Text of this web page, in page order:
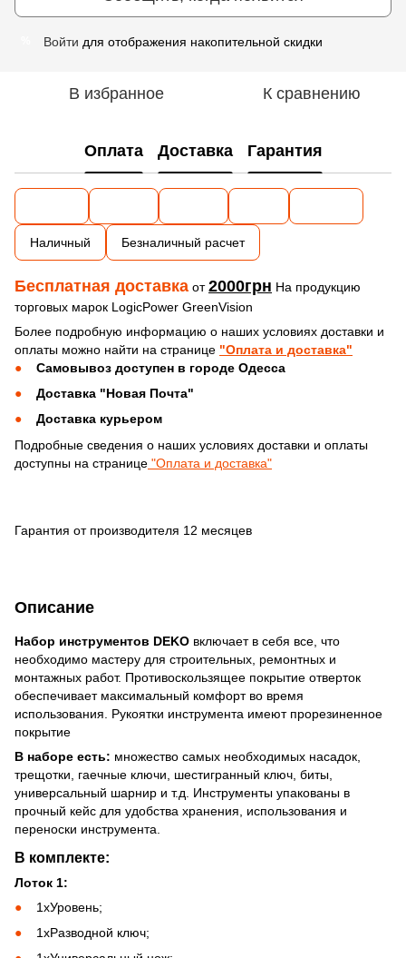
Войти для отображения накопительной скидки
В избранное К сравнению
Описание
Набор инструментов DEKO включает в себя все, что
необходимо мастеру для строительных, ремонтных и
монтажных работ. Противоскользящее покрытие отверток
обеспечивает максимальный комфорт во время
использования. Рукоятки инструмента имеют прорезиненное
покрытие
В наборе есть: множество самых необходимых насадок,
трещотки, гаечные ключи, шестигранный ключ, биты,
универсальный шарнир и т.д. Инструменты упакованы в
прочный кейс для удобства хранения, использования и
переноски инструмента.
В комплекте:
Лоток 1:
1хУровень;
1хРазводной ключ;
Оплата Доставка Гарантия
Наличный Безналичный расчет
Бесплатная доставка от2000грн На продукцию
торговых марок LogicPower GreenVision
Более подробную информацию о наших условиях доставки и
оплаты можно найти на странице "Оплата и доставка"
Самовывоз доступен в городе Одесса
Доставка "Новая Почта"
Доставка курьером
Подробные сведения о наших условиях доставки и оплаты
доступны на странице "Оплата и доставка"
Гарантия от производителя 12 месяцев